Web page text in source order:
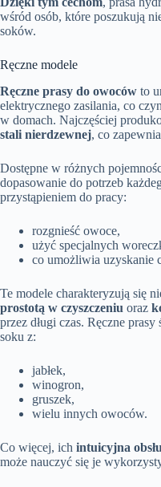
wśród osób, które poszukują
soków.
Ręczne modele
Ręczne prasy do owoców to
elektrycznego zasilania, co
w domach. Najczęściej
stali nierdzewnej, co
Dostępne w różnych
dopasowanie do potrzeb
przystąpieniem do pracy:
rozgnieść owoce,
użyć specjalnych
co umożliwia uzyskanie
Te modele charakteryzują się
prostotą w czyszczeniu oraz
przez długi czas. Ręczne
soku z:
jabłek,
winogron,
gruszek,
wielu innych owoców.
Co więcej, ich intuicyjna
może nauczyć się je